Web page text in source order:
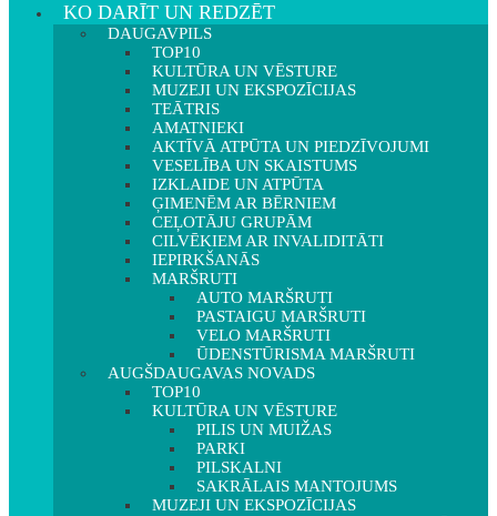
KO DARĪT UN REDZĒT
DAUGAVPILS
TOP10
KULTŪRA UN VĒSTURE
MUZEJI UN EKSPOZĪCIJAS
TEĀTRIS
AMATNIEKI
AKTĪVĀ ATPŪTA UN PIEDZĪVOJUMI
VESELĪBA UN SKAISTUMS
IZKLAIDE UN ATPŪTA
ĢIMENĒM AR BĒRNIEM
CEĻOTĀJU GRUPĀM
CILVĒKIEM AR INVALIDITĀTI
IEPIRKŠANĀS
MARŠRUTI
AUTO MARŠRUTI
PASTAIGU MARŠRUTI
VELO MARŠRUTI
ŪDENSTŪRISMA MARŠRUTI
AUGŠDAUGAVAS NOVADS
TOP10
KULTŪRA UN VĒSTURE
PILIS UN MUIŽAS
PARKI
PILSKALNI
SAKRĀLAIS MANTOJUMS
MUZEJI UN EKSPOZĪCIJAS